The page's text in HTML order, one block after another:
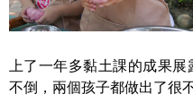
上了一年多黏土課的成果
不倒，兩個孩子都做出了很